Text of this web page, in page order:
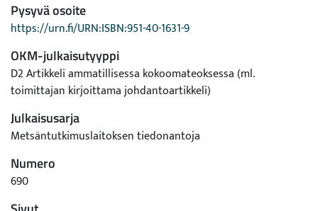
Pysyvä osoite
https://urn.fi/URN:ISBN:951-40-1631-9
OKM-julkaisutyyppi
D2 Artikkeli ammatillisessa kokoomateoksessa (ml.
toimittajan kirjoittama johdantoartikkeli)
Julkaisusarja
Metsäntutkimuslaitoksen tiedonantoja
Numero
690